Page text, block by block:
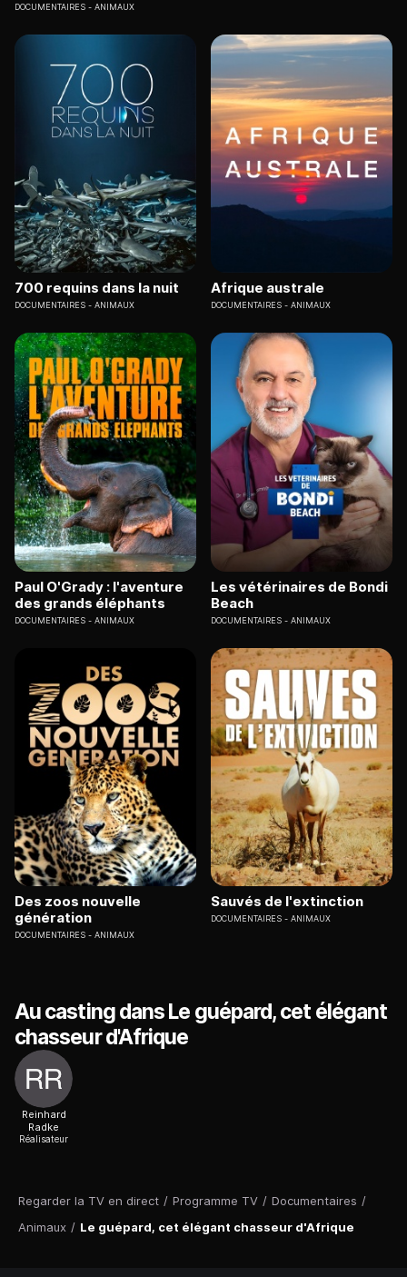
Regarder la TV en direct / Programme TV / Documentaires /
Animaux / Le guépard, cet élégant chasseur d'Afrique
DOCUMENTAIRES ANIMAUX
700 requins dans la nuit
DOCUMENTAIRES ANIMAUX
Afrique australe
DOCUMENTAIRES ANIMAUX
Paul O'Grady : l'aventure
des grands éléphants
DOCUMENTAIRES ANIMAUX
Les vétérinaires de Bondi
Beach
DOCUMENTAIRES ANIMAUX
Des zoos nouvelle
génération
DOCUMENTAIRES ANIMAUX
Sauvés de l'extinction
DOCUMENTAIRES ANIMAUX
Au casting dans Le guépard, cet élégant
chasseur d'Afrique
Reinhard
Radke
Réalisateur